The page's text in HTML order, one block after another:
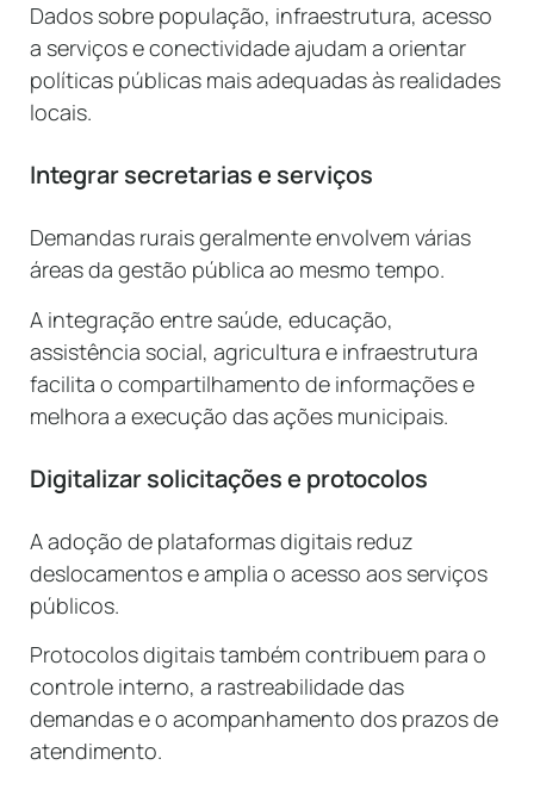
Dados sobre população, infraestrutura, acesso
a serviços e conectividade ajudam a orientar
políticas públicas mais adequadas às realidades
locais.
Integrar secretarias e serviços
Demandas rurais geralmente envolvem várias
áreas da gestão pública ao mesmo tempo.
A integração entre saúde, educação,
assistência social, agricultura e infraestrutura
facilita o compartilhamento de informações e
melhora a execução das ações municipais.
Digitalizar solicitações e protocolos
A adoção de plataformas digitais reduz
deslocamentos e amplia o acesso aos serviços
públicos.
Protocolos digitais também contribuem para o
controle interno, a rastreabilidade das
demandas e o acompanhamento dos prazos de
atendimento.